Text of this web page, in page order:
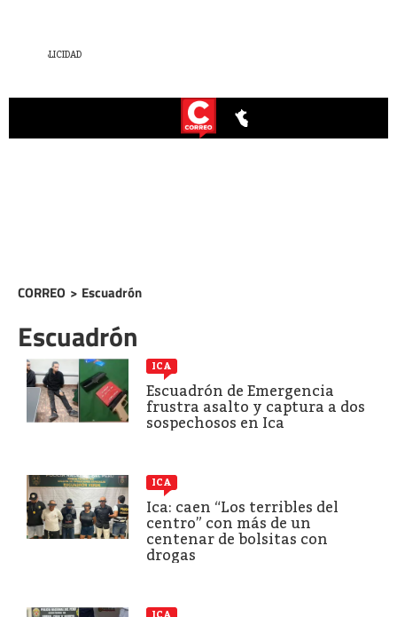
CORREO > Escuadrón
Escuadrón
ICA
Escuadrón de Emergencia
frustra asalto y captura a dos
sospechosos en Ica
ICA
Ica: caen “Los terribles del
centro” con más de un
centenar de bolsitas con
drogas
ICA